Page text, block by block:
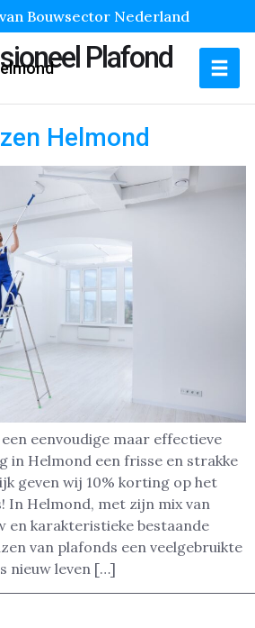
Bouwsector Nederland
Plafond
Helmond
eenvoudige maar effectieve
in Helmond een frisse en strakke
geven wij 10% korting op het
In Helmond, met zijn mix van
en karakteristieke bestaande
van plafonds een veelgebruikte
nieuw leven […]